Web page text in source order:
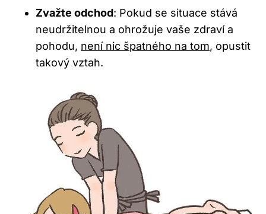
Zvažte odchod: Pokud se situace stává
neudržitelnou a ohrožuje vaše zdraví a
pohodu, není nic špatného na tom, opustit
takový vztah.